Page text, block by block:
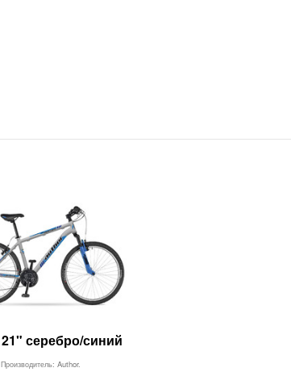
серебро/синий
Производитель: Author.